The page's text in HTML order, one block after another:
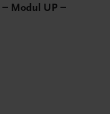
Modul UP –